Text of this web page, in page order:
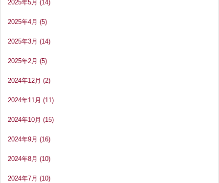
2025年5月 (14)
2025年4月 (5)
2025年3月 (14)
2025年2月 (5)
2024年12月 (2)
2024年11月 (11)
2024年10月 (15)
2024年9月 (16)
2024年8月 (10)
2024年7月 (10)